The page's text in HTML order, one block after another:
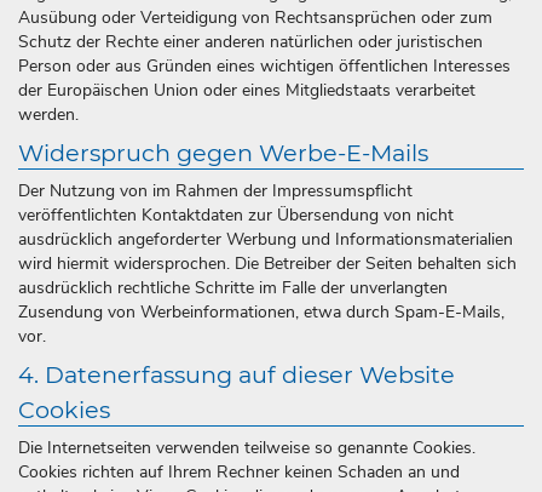
Ausübung oder Verteidigung von Rechtsansprüchen oder zum
Schutz der Rechte einer anderen natürlichen oder juristischen
Person oder aus Gründen eines wichtigen öffentlichen Interesses
der Europäischen Union oder eines Mitgliedstaats verarbeitet
werden.
Widerspruch gegen Werbe-E-Mails
Der Nutzung von im Rahmen der Impressumspflicht
veröffentlichten Kontaktdaten zur Übersendung von nicht
ausdrücklich angeforderter Werbung und Informationsmaterialien
wird hiermit widersprochen. Die Betreiber der Seiten behalten sich
ausdrücklich rechtliche Schritte im Falle der unverlangten
Zusendung von Werbeinformationen, etwa durch Spam-E-Mails,
vor.
4. Datenerfassung auf dieser Website
Cookies
Die Internetseiten verwenden teilweise so genannte Cookies.
Cookies richten auf Ihrem Rechner keinen Schaden an und